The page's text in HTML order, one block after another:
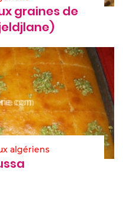
graines de
algériens